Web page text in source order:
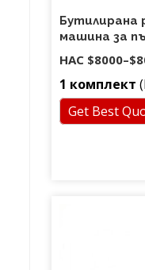
Бутилирана
машина за
буркан
НАС $8000–
1 комплект
Get Best